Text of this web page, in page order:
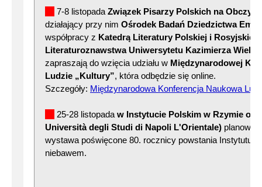
7-8 listopada Związek Pisarzy Polskich na
działający przy nim Ośrodek Badań Dziedzictwa
współpracy z Katedrą Literatury Polskiej i Rosyjskiej
Literaturoznawstwa Uniwersytetu Kazimierza
zapraszają do wzięcia udziału w Międzynarodowej
Ludzie „Kultury”, która odbędzie się online.
Szczegóły: Międzynarodowa Konferencja Naukowa
25-28 listopada w Instytucie Polskim w Rzymie
Università degli Studi di Napoli L'Orientale)
wystawa poświęcone 80. rocznicy powstania Instytutu
niebawem.